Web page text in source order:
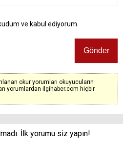
ve kabul ediyorum.
okur yorumları okuyucuların
yorumlardan ilgihaber.com hiçbir
İlk yorumu siz yapın!